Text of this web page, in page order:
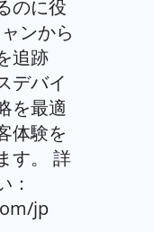
のに役
ンから
追跡
デバイ
を最適
体験を
す。 詳
：
jp